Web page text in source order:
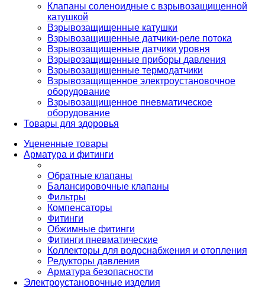
Клапаны соленоидные с взрывозащищенной
катушкой
Взрывозащищенные катушки
Взрывозащищенные датчики-реле потока
Взрывозащищенные датчики уровня
Взрывозащищенные приборы давления
Взрывозащищенные термодатчики
Взрывозащищенное электроустановочное
оборудование
Взрывозащищенное пневматическое
оборудование
Товары для здоровья
Уцененные товары
Арматура и фитинги
Обратные клапаны
Балансировочные клапаны
Фильтры
Компенсаторы
Фитинги
Обжимные фитинги
Фитинги пневматические
Коллекторы для водоснабжения и отопления
Редукторы давления
Арматура безопасности
Электроустановочные изделия